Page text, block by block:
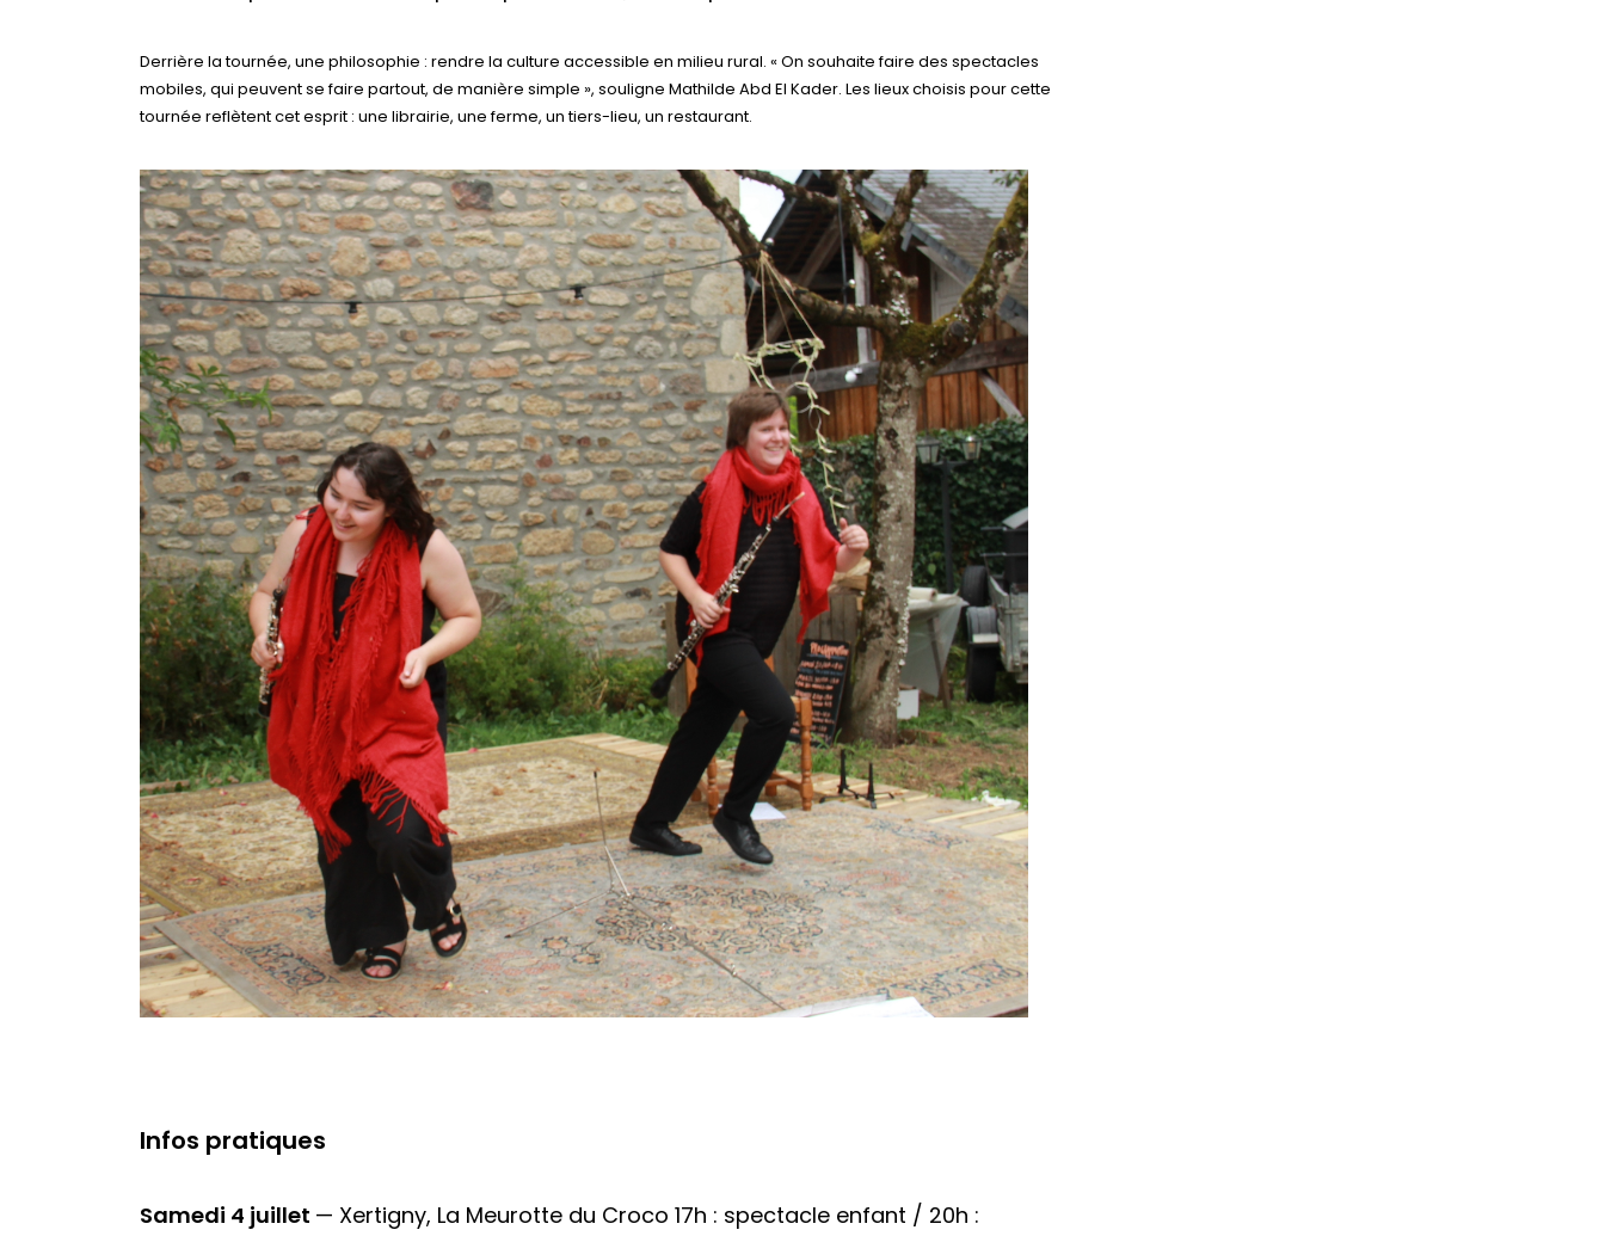
Derrière la tournée, une philosophie : rendre la culture accessible en milieu rural. « On souhaite faire des spectacles
mobiles, qui peuvent se faire partout, de manière simple », souligne Mathilde Abd El Kader. Les lieux choisis pour cette
tournée reflètent cet esprit : une librairie, une ferme, un tiers-lieu, un restaurant.
Infos pratiques
Samedi 4 juillet — Xertigny, La Meurotte du Croco 17h : spectacle enfant / 20h :